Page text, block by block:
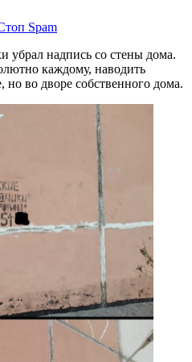
Spam
убрал надпись со стены дома.
каждому, наводить
но во дворе собственного дома.